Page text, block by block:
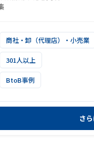
商社・卸（代理店）・小売業
301人以上
BtoB事例
さ